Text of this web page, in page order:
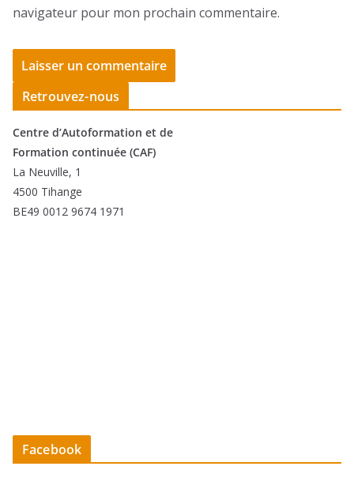
navigateur pour mon prochain commentaire.
Retrouvez-nous
Centre d’Autoformation et de
Formation continuée (CAF)
La Neuville, 1
4500 Tihange
BE49 0012 9674 1971
Facebook